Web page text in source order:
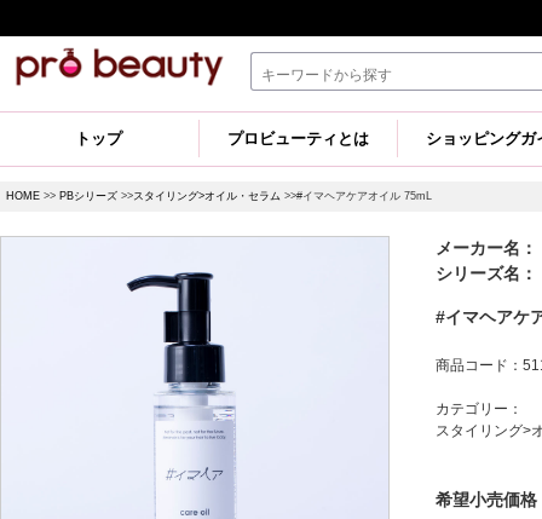
トップ プロビューティとは ショッピングガ
HOME >> PBシリーズ >>スタイリング>オイル・セラム >>#イマヘアケアオイル 75mL
メーカー名
シリーズ名
#イマヘアケ
商品コード：
カテゴリー：
スタイリング>
希望小売